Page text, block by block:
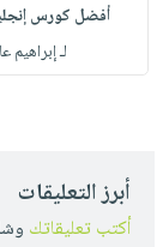
أفضل كورس
لـ إبراهيم
أبرز التعليقات
أكتب تعليقاتك